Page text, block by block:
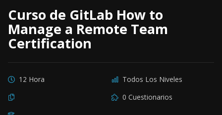
Curso de GitLab How to
Manage a Remote Team
Certification
12 Hora
Todos Los Niveles
0 Cuestionarios